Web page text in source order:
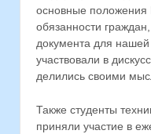
основные положения
обязанности
документа для
участвовали в
делились своими
Также студенты
приняли участие в